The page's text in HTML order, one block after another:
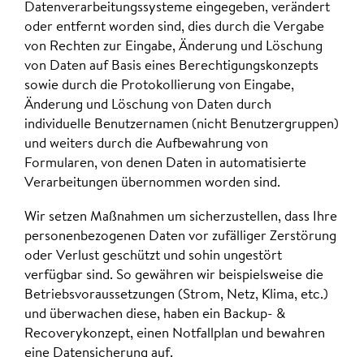
Datenverarbeitungssysteme eingegeben, verändert
oder entfernt worden sind, dies durch die Vergabe
von Rechten zur Eingabe, Änderung und Löschung
von Daten auf Basis eines Berechtigungskonzepts
sowie durch die Protokollierung von Eingabe,
Änderung und Löschung von Daten durch
individuelle Benutzernamen (nicht Benutzergruppen)
und weiters durch die Aufbewahrung von
Formularen, von denen Daten in automatisierte
Verarbeitungen übernommen worden sind.
Wir setzen Maßnahmen um sicherzustellen, dass Ihre
personenbezogenen Daten vor zufälliger Zerstörung
oder Verlust geschützt und sohin ungestört
verfügbar sind. So gewähren wir beispielsweise die
Betriebsvoraussetzungen (Strom, Netz, Klima, etc.)
und überwachen diese, haben ein Backup- &
Recoverykonzept, einen Notfallplan und bewahren
eine Datensicherung auf.